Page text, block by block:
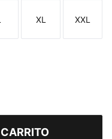
Talla
XL
Talla
XXL